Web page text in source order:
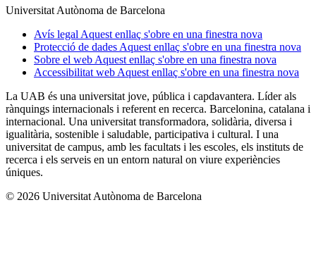
Universitat Autònoma de Barcelona
Avís legal Aquest enllaç s'obre en una finestra nova
Protecció de dades Aquest enllaç s'obre en una finestra nova
Sobre el web Aquest enllaç s'obre en una finestra nova
Accessibilitat web Aquest enllaç s'obre en una finestra nova
La UAB és una universitat jove, pública i capdavantera. Líder als
rànquings internacionals i referent en recerca. Barcelonina, catalana i
internacional. Una universitat transformadora, solidària, diversa i
igualitària, sostenible i saludable, participativa i cultural. I una
universitat de campus, amb les facultats i les escoles, els instituts de
recerca i els serveis en un entorn natural on viure experiències
úniques.
© 2026 Universitat Autònoma de Barcelona